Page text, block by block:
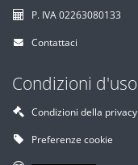
P. IVA 02263080133
Contattaci
Condizioni d'uso
Condizioni della privacy
Preferenze cookie